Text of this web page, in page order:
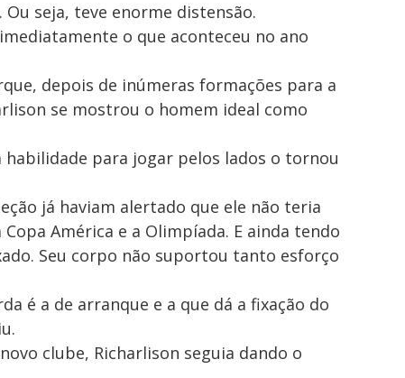
seja, teve enorme distensão.
o que aconteceu no ano
depois de inúmeras formações para a
se mostrou o homem ideal como
para jogar pelos lados o tornou
já haviam alertado que ele não teria
América e a Olimpíada. E ainda tendo
Seu corpo não suportou tanto esforço
é a de arranque e a que dá a fixação do
clube, Richarlison seguia dando o